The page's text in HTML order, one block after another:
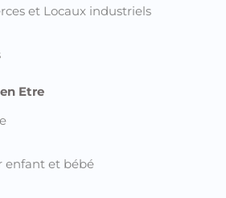
et Locaux industriels
Etre
enfant et bébé